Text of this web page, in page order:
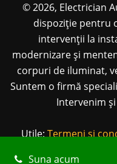
© 2026, Electrician
dispoziție pentru
intervenții la
modernizare și
corpuri de iluminat,
Suntem o firmă
Intervenim
Utile:Termeni si
Suna acum